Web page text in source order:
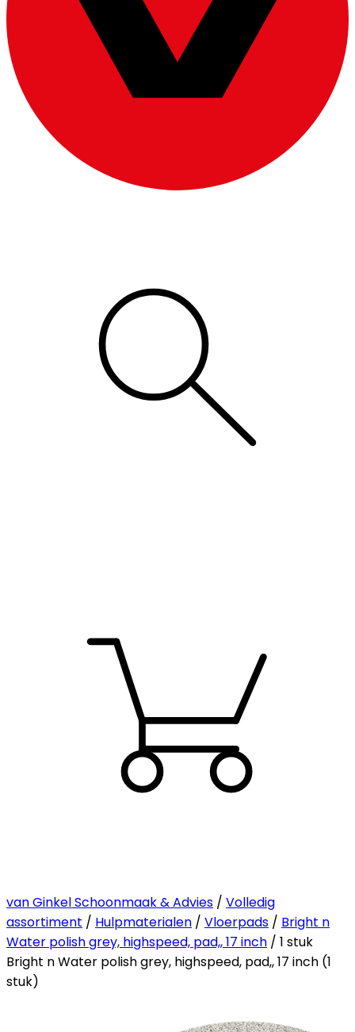
van Ginkel Schoonmaak & Advies / Volledig
assortiment / Hulpmaterialen / Vloerpads / Bright n
Water polish grey, highspeed, pad,, 17 inch / 1 stuk
Bright n Water polish grey, highspeed, pad,, 17 inch (1
stuk)